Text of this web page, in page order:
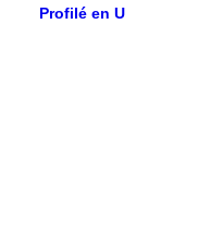
Profilé en U